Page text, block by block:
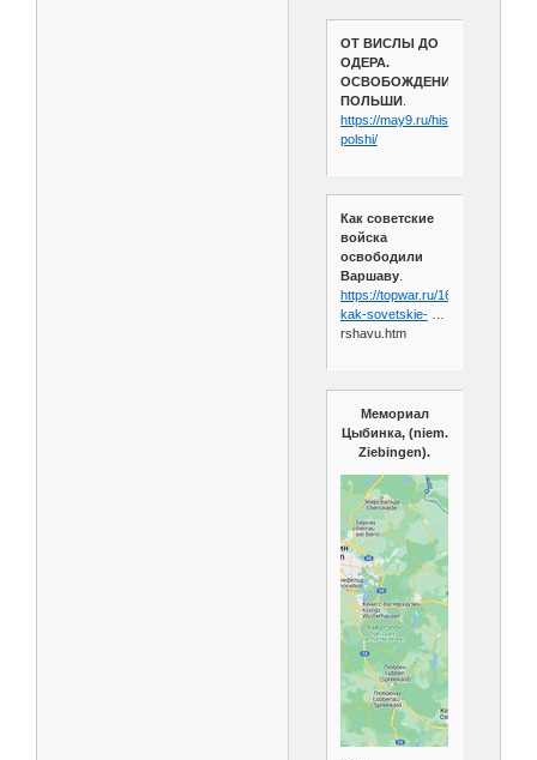
ОТ ВИСЛЫ ДО
ОДЕРА.
ОСВОБОЖДЕНИЕ
ПОЛЬШИ.
https://may9.ru/history/articles/
polshi/
Как советские
войска
освободили
Варшаву.
https://topwar.ru/166815-
kak-sovetskie-…
rshavu.htm
Мемориал
Цыбинка, (niem.
Ziebingen).